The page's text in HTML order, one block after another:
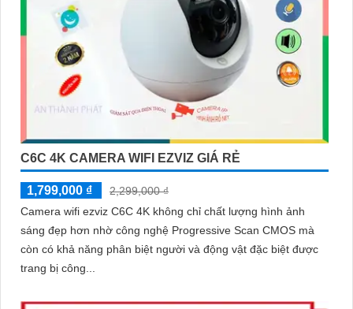
C6C 4K CAMERA WIFI EZVIZ GIÁ RẺ
1,799,000 ₫
2,299,000 ₫
Camera wifi ezviz C6C 4K không chỉ chất lượng hình ảnh
sáng đẹp hơn nhờ công nghệ Progressive Scan CMOS mà
còn có khả năng phân biệt người và động vật đặc biệt được
trang bị công...